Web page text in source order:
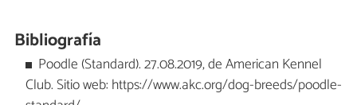
Bibliografía
Poodle (Standard). 27.08.2019, de American Kennel
Club. Sitio web: https://www.akc.org/dog-breeds/poodle-